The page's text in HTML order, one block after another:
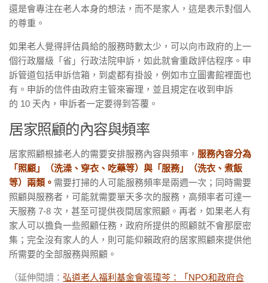
還是會專注在老人本身的想法，而不是家人，這是表示對個人
的尊重。
如果老人覺得評估員給的服務時數太少，可以向市政府的上一
個行政層級「省」行政法院申訴，如此就會重啟評估程序。申
訴管道包括申訴信箱，到處都有掛設，例如市立圖書館裡面也
有。申訴的信件由政府主管來審理，並且規定在收到申訴
的 10 天內，申訴者一定要得到答覆。
居家照顧的內容與頻率
居家照顧根據老人的需要安排服務內容與頻率， 服務內容分為
「照顧」（洗澡、穿衣、吃藥等）與「服務」（洗衣、煮飯
等）兩類。 需要打掃的人可能服務頻率是兩週一次；同時需要
照顧與服務者，可能就需要單天多次的服務，高頻率者可達一
天服務 7-8 次，甚至可提供夜間居家照顧。再者，如果老人有
家人可以擔負一些照顧任務，政府所提供的照顧就不會那麼密
集；完全沒有家人的人，則可能仰賴政府的居家照顧來提供他
所需要的全部服務與照顧。
（延伸閱讀： 弘道老人福利基金會張瑋芩：「NPO和政府合